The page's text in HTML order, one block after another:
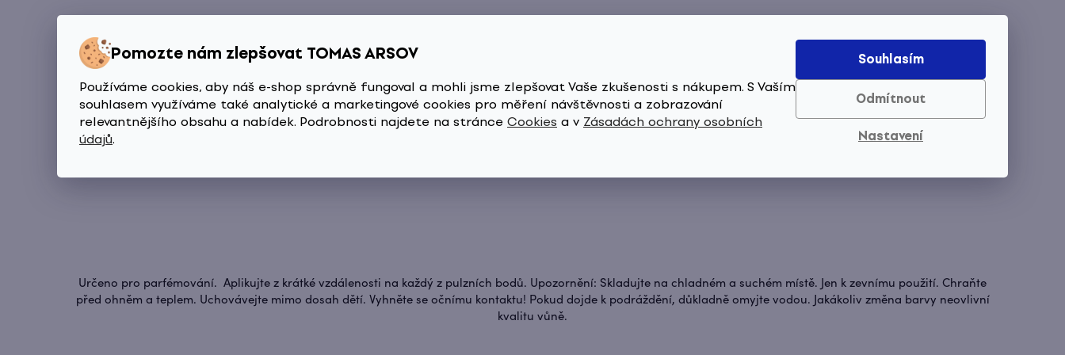
Pomozte nám zlepšovat TOMAS ARSOV
Používáme cookies, aby náš e-shop správně fungoval a mohli jsme zlepšovat Vaše zkušenosti s nákupem. S Vaším
souhlasem využíváme také analytické a marketingové cookies pro měření návštěvnosti a zobrazování
relevantnějšího obsahu a nabídek. Podrobnosti najdete na stránce Cookies a v Zásadách ochrany osobních
údajů. Nastavení
Odmítnout
Souhlasím
Amber Santalové dřevo Pižmo
Určeno pro parfémování. Aplikujte z krátké vzdálenosti na každý z pulzních bodů. Upozornění: Skladujte na chladném a suchém místě. Jen k zevnímu použití. Chraňte
před ohněm a teplem. Uchovávejte mimo dosah dětí. Vyhněte se očnímu kontaktu! Pokud dojde k podráždění, důkladně omyjte vodou. Jakákoliv změna barvy neovlivní
kvalitu vůně.